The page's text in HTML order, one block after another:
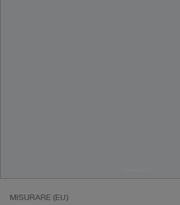
MISURARE (EU)